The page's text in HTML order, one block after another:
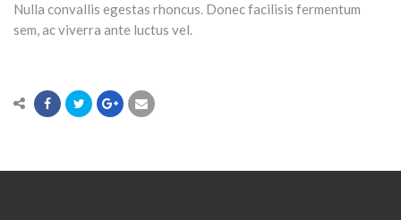
Nulla convallis egestas rhoncus. Donec facilisis fermentum
sem, ac viverra ante luctus vel.